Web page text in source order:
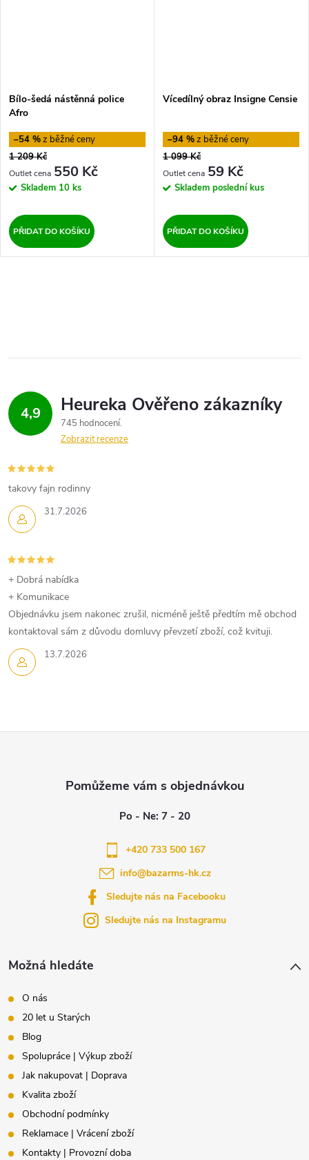
Bílo-šedá nástěnná police
Afro
–54 %
1 209 Kč
550 Kč
Skladem 10 ks
PŘIDAT DO KOŠÍKU
Vícedílný obraz Insigne Censie
–94 %
1 099 Kč
59 Kč
Skladem poslední kus
PŘIDAT DO KOŠÍKU
4,9
745 hodnocení
Zobrazit recenze
31.7.2026
takovy fajn rodinny
13.7.2026
+ Dobrá nabídka
+ Komunikace
Objednávku jsem nakonec zrušil, nicméně ještě předtím mě obchod
kontaktoval sám z důvodu domluvy převzetí zboží, což kvituji.
Možná hledáte
O nás
20 let u Starých
Blog
Spolupráce | Výkup zboží
Jak nakupovat | Doprava
Kvalita zboží
Obchodní podmínky
Reklamace | Vrácení zboží
Kontakty | Provozní doba
info@bazarms-hk.cz
+420 733 500 167
Sledujte nás na Facebooku
Sledujte nás na Instagramu